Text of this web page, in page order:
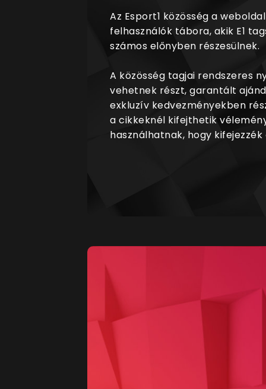
Az Esport1 közösség a
felhasználók tábora, akik E1
számos előnyben részesülnek.
A közösség tagjai rendszeres
vehetnek részt, garantált
exkluzív kedvezményekben
a cikkeknél kifejthetik
használhatnak, hogy